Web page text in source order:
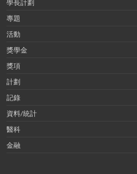
學長計劃
專題
活動
獎學金
獎項
計劃
記錄
資料/統計
醫科
金融